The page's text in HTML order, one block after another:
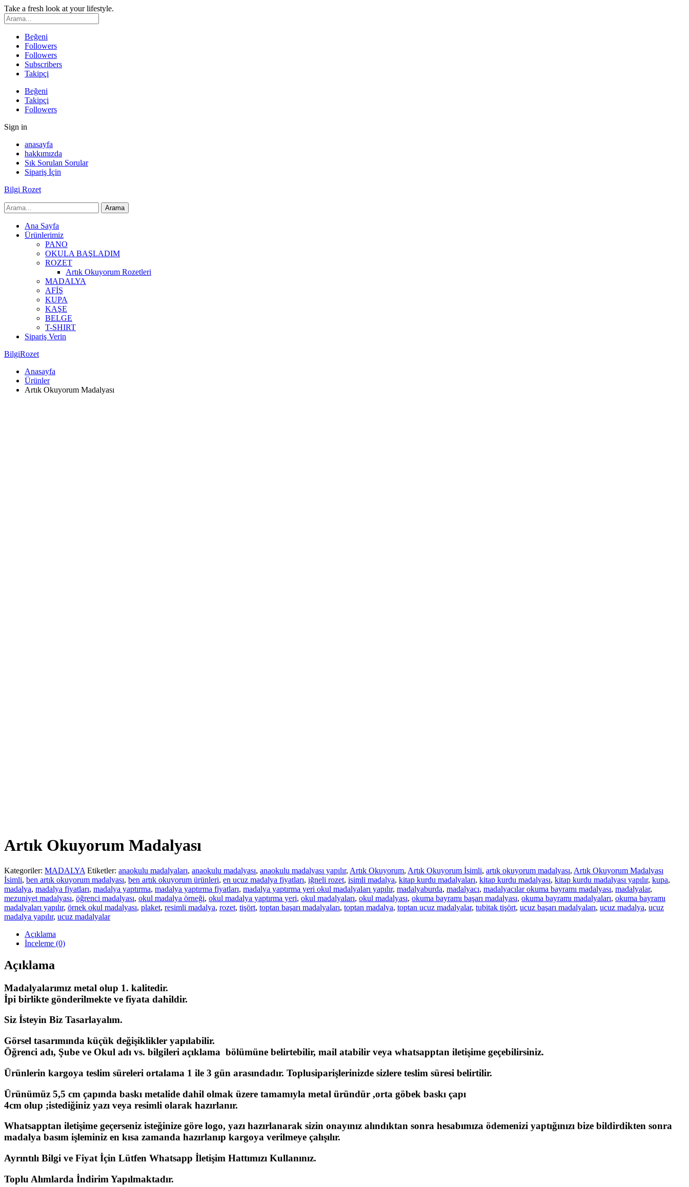
Take a fresh look at your lifestyle.
Beğeni
Followers
Followers
Subscribers
Takipçi
Beğeni
Takipçi
Followers
Sign in
anasayfa
hakkımızda
Sık Sorulan Sorular
Sipariş İçin
Bilgi Rozet
Ana Sayfa
Ürünlerimiz
PANO
OKULA BAŞLADIM
ROZET
Artık Okuyorum Rozetleri
MADALYA
AFİŞ
KUPA
KAŞE
BELGE
T-SHIRT
Sipariş Verin
BilgiRozet
Anasayfa
Ürünler
Artık Okuyorum Madalyası
Artık Okuyorum Madalyası
Kategoriler: MADALYA Etiketler: anaokulu madalyaları, anaokulu madalyası, anaokulu madalyası yapılır, Artık Okuyorum, Artık Okuyorum İsimli, artık okuyorum madalyası, Artık Okuyorum Madalyası
İsimli, ben artık okuyorum madalyası, ben artık okuyorum ürünleri, en ucuz madalya fiyatları, iğneli rozet, isimli madalya, kitap kurdu madalyaları, kitap kurdu madalyası, kitap kurdu madalyası yapılır, kupa,
madalya, madalya fiyatları, madalya yaptırma, madalya yaptırma fiyatları, madalya yaptırma yeri okul madalyaları yapılır, madalyaburda, madalyacı, madalyacılar okuma bayramı madalyası, madalyalar,
mezuniyet madalyası, öğrenci madalyası, okul madalya örneği, okul madalya yaptırma yeri, okul madalyaları, okul madalyası, okuma bayramı başarı madalyası, okuma bayramı madalyaları, okuma bayramı
madalyaları yapılır, örnek okul madalyası, plaket, resimli madalya, rozet, tişört, toptan başarı madalyaları, toptan madalya, toptan ucuz madalyalar, tubitak tişört, ucuz başarı madalyaları, ucuz madalya, ucuz
madalya yapılır, ucuz madalyalar
Açıklama
İnceleme (0)
Açıklama
Madalyalarımız metal olup 1. kalitedir.
İpi birlikte gönderilmekte ve fiyata dahildir.
Siz İsteyin Biz Tasarlayalım.
Görsel tasarımında küçük değişiklikler yapılabilir.
Öğrenci adı, Şube ve Okul adı vs. bilgileri açıklama bölümüne belirtebilir, mail atabilir veya whatsapptan iletişime geçebilirsiniz.
Ürünlerin kargoya teslim süreleri ortalama 1 ile 3 gün arasındadır. Toplusiparişlerinizde sizlere teslim süresi belirtilir.
Ürünümüz 5,5 cm çapında baskı metalide dahil olmak üzere tamamıyla metal üründür ,orta göbek baskı çapı
4cm olup ;istediğiniz yazı veya resimli olarak hazırlanır.
Whatsapptan iletişime geçerseniz isteğinize göre logo, yazı hazırlanarak sizin onayınız alındıktan sonra hesabımıza ödemenizi yaptığınızı bize bildirdikten sonra
madalya basım işleminiz en kısa zamanda hazırlanıp kargoya verilmeye çalışılır.
Ayrıntılı Bilgi ve Fiyat İçin Lütfen Whatsapp İletişim Hattımızı Kullanınız.
Toplu Alımlarda İndirim Yapılmaktadır.